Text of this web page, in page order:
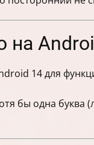
на
14 для
бы одна буква